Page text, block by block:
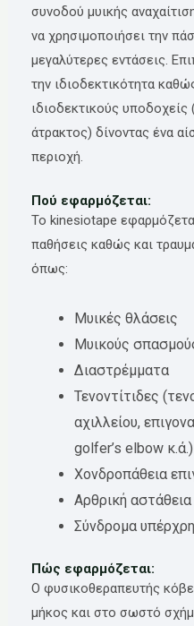
συνοδού μυικής
να χρησιμοποιήσει την
μεγαλύτερες εντάσεις.
την ιδιοδεκτικότητα
ιδιοδεκτικούς υποδοχείς
άτρακτος) δίνοντας ένα
περιοχή.
Πού εφαρμόζεται:
Το kinesiotape
παθήσεις καθώς και
όπως:
Μυικές θλάσεις
Μυικούς
Διαστρέμματα
Τενοντίτιδες
αχιλλείου,
golfer’s elbow κ.ά.)
Χονδροπάθεια
Αρθρική αστάθεια
Σύνδρομα
Πώς εφαρμόζεται:
Ο φυσικοθεραπευτής
μήκος και στο σωστό